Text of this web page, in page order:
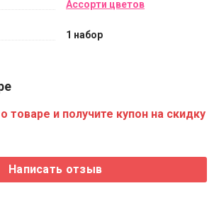
Ассорти цветов
1 набор
товаре и получите купон на скидку